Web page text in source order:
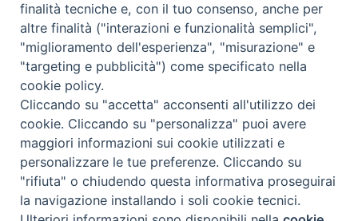
IMMIGRAZIONE
Migrantes Online
Fondazione Migrantes
Privacy Policy
© 2026 WebSeed
finalità tecniche e, con il tuo consenso, anche per
altre finalità ("interazioni e funzionalità semplici",
"miglioramento dell'esperienza", "misurazione" e
"targeting e pubblicità") come specificato nella
cookie policy.
Cliccando su "accetta" acconsenti all'utilizzo dei
cookie. Cliccando su "personalizza" puoi avere
maggiori informazioni sui cookie utilizzati e
personalizzare le tue preferenze. Cliccando su
"rifiuta" o chiudendo questa informativa proseguirai
la navigazione installando i soli cookie tecnici.